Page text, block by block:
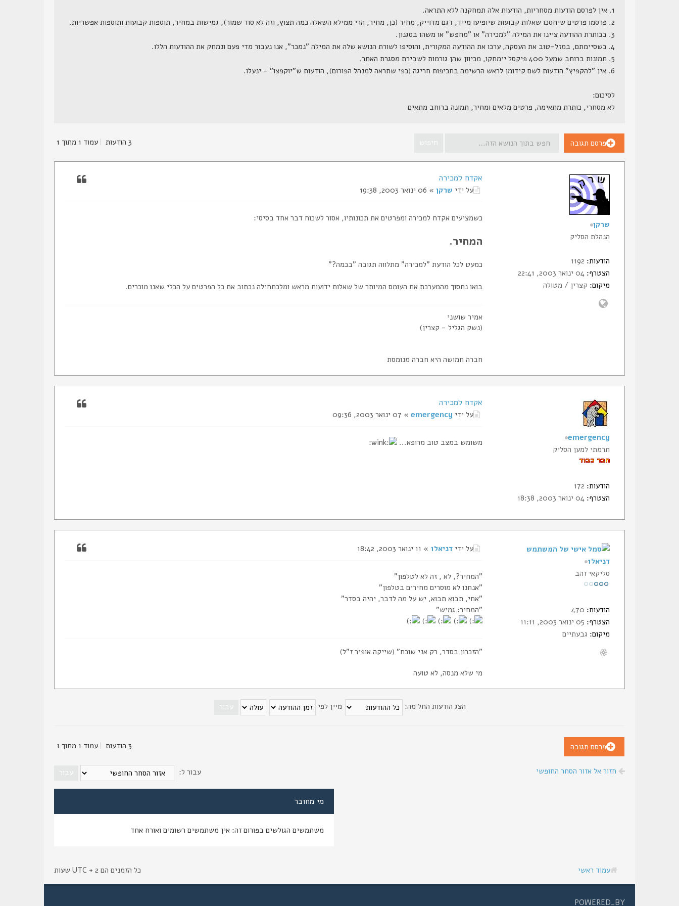
1. אין לפרסם הודעות מסחריות, הודעות אלה תמחקנה ללא התראה.
2. פרסמו פרטים שיחסכו שאלות קבועות שיופיעו מייד, דגם מדוייק, מחיר (כן, מחיר, הרי ממילא השאלה כמה תצוץ, וזה לא סוד שמור), גמישות במחיר, תוספות קבועות ותוספות אפשריות.
3. בכותרת ההודעה ציינו את המילה "למכירה" או "מחפש" או משהו בסגנון.
4. כשסיימתם, במזל-טוב את העסקה, ערכו את ההודעה המקורית, והוסיפו לשורת הנושא שלה את המילה "נמכר", אנו נעבור מדי פעם ונמחק את ההודעות הללו.
5. תמונות ברוחב שמעל 400 פיקסל יימחקו, מכיוון שהן גורמות לשבירת מסגרת האתר.
6. אין "להקפיץ" הודעות לשם קידומן לראש הרשימה בתכיפות חריגה (כפי שתראה למנהל הפורום), הודעות ש"יוקפצו" - ינעלו.
לסיכום:
לא מסחרי, כותרת מתאימה, פרטים מלאים ומחיר, תמונה ברוחב מתאים
פרסם תגובה 3 הודעות | עמוד 1 מתוך 1
אקדח למכירה
על ידי שרקן » 06 ינואר 2003, 19:38
כשמציעים אקדח למכירה ומפרטים את תכונותיו, אסור לשכוח דבר אחד בסיסי:
המחיר.
כמעט לכל הודעת "למכירה" מתלווה תגובה "בכמה?"
בואו נחסוך מהמערכת את העומס המיותר של שאלות ידועות מראש ומלכתחילה נכתוב את כל הפרטים על הכלי שאנו מוכרים.
אמיר שושני
(נשק הגליל - קצרין)
חברה חמושה היא חברה מנומסת
שרקן
הנהלת הסליק
הודעות:
הצטרף:
מיקום: קצרין / מטולה
אקדח למכירה
על ידי emergency » 07 ינואר 2003, 09:36
משומש במצב טוב מרופא...
emergency
תרמתי למען הסליק
הודעות:
הצטרף:
על ידידניאל1 » 11 ינואר 2003, 18:42
"המחיר?, לא , זה לא לטלפון"
"אנחנו לא מוסרים מחירים בטלפון"
"אחי, תבוא תבוא, יש על מה לדבר, יהיה בסדר"
"המחיר: גמיש"
"הזכרון בסדר, רק אני שוכח" (שייקה אופיר ז"ל)
מי שלא מנסה, לא טועה
דניאל1
סליקאי זהב
הודעות:
הצטרף:
מיקום: גבעתיים
הצג הודעות החל מה: מיין לפי
פרסם תגובה 3 הודעות | עמוד 1 מתוך 1
חזור אל אזור הסחר החופשי עבור ל:
מי מחובר
משתמשים הגולשים בפורום זה: אין משתמשים רשומים ואורח אחד
עמוד ראשי כל הזמנים הם UTC + 2 שעות
POWERED_BY